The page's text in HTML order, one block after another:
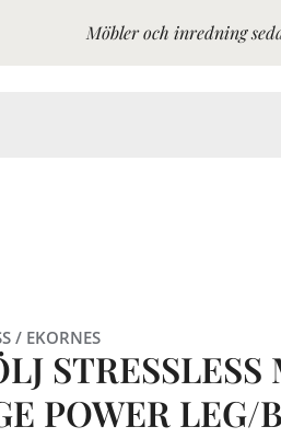
Möbler och inredning
/ EKORNES
POWER LEG/